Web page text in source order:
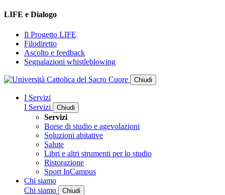
LIFE e Dialogo
Il Progetto LIFE
Filodiretto
Ascolto e feedback
Segnalazioni whistleblowing
Chiudi
I Servizi
I Servizi
Chiudi
Servizi
Borse di studio e agevolazioni
Soluzioni abitative
Salute
Libri e altri strumenti per lo studio
Ristorazione
Sport InCampus
Chi siamo
Chi siamo
Chiudi